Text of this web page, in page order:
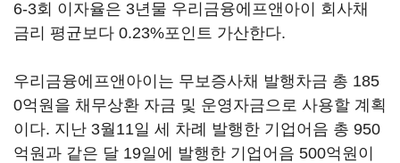
6-3회 이자율은 3년물 우리금융에프앤아이 회사채
금리 평균보다 0.23%포인트 가산한다.
우리금융에프앤아이는 무보증사채 발행차금 총 185
0억원을 채무상환 자금 및 운영자금으로 사용할 계획
이다. 지난 3월11일 세 차례 발행한 기업어음 총 950
억원과 같은 달 19일에 발행한 기업어음 500억원이